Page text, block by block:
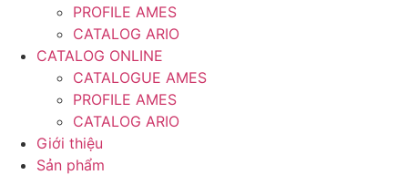
PROFILE AMES
CATALOG ARIO
CATALOG ONLINE
CATALOGUE AMES
PROFILE AMES
CATALOG ARIO
Giới thiệu
Sản phẩm